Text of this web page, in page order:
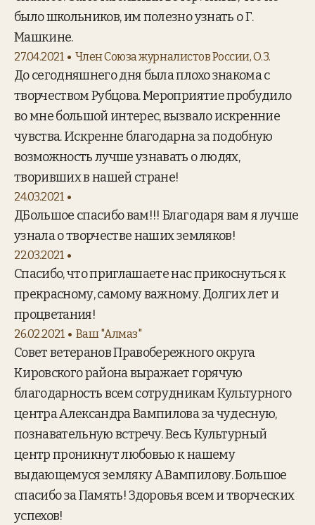
было школьников, им полезно узнать о Г.
Машкине.
27.04.2021 Член Союза журналистов России, О.З.
До сегодняшнего дня была плохо знакома с
творчеством Рубцова. Мероприятие пробудило
во мне большой интерес, вызвало искренние
чувства. Искренне благодарна за подобную
возможность лучше узнавать о людях,
творивших в нашей стране!
24.03.2021
ДБольшое спасибо вам!!! Благодаря вам я лучше
узнала о творчестве наших земляков!
22.03.2021
Спасибо, что приглашаете нас прикоснуться к
прекрасному, самому важному. Долгих лет и
процветания!
26.02.2021 Ваш "Алмаз"
Совет ветеранов Правобережного округа
Кировского района выражает горячую
благодарность всем сотрудникам Культурного
центра Александра Вампилова за чудесную,
познавательную встречу. Весь Культурный
центр проникнут любовью к нашему
выдающемуся земляку А.Вампилову. Большое
спасибо за Память! Здоровья всем и творческих
успехов!